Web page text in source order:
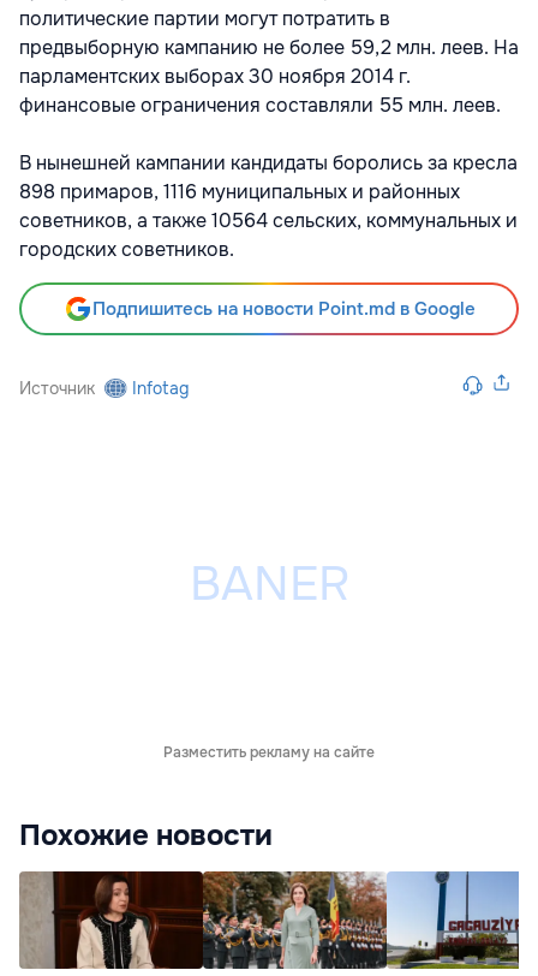
политические партии могут потратить в
предвыборную кампанию не более 59,2 млн. леев. На
парламентских выборах 30 ноября 2014 г.
финансовые ограничения составляли 55 млн. леев.
В нынешней кампании кандидаты боролись за кресла
898 примаров, 1116 муниципальных и районных
советников, а также 10564 сельских, коммунальных и
городских советников.
Подпишитесь на новости Point.md в Google
Источник Infotag
Разместить рекламу на сайте
Похожие новости